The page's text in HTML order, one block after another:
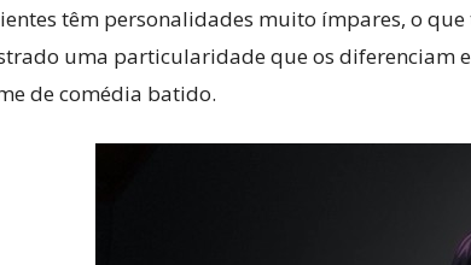
têm personalidades muito ímpares, o
uma particularidade que os diferenciam
de comédia batido.